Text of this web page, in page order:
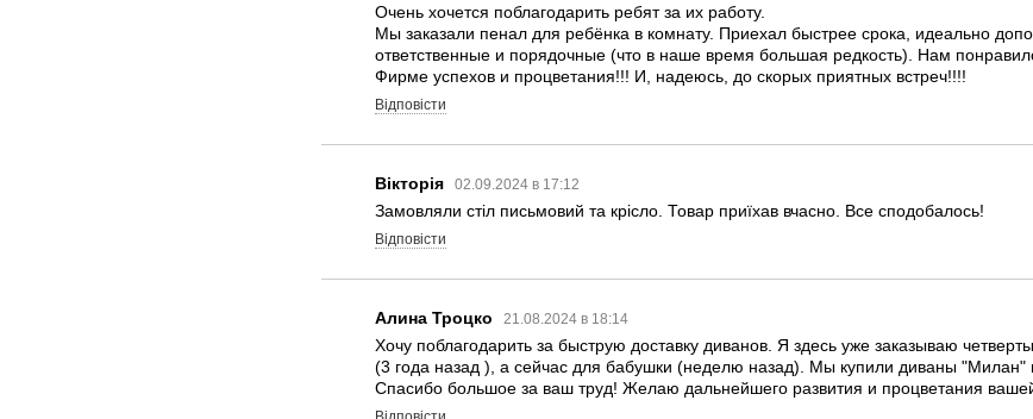
Очень хочется поблагодарить ребят за их работу.
Мы заказали пенал для ребёнка в комнату. Приехал быстрее срока, идеально
ответственные и порядочные (что в наше время большая редкость). Нам
Фирме успехов и процветания!!! И, надеюсь, до скорых приятных встреч!!!!
Відповісти
Вікторія 02.09.2024 в 17:12
Замовляли стіл письмовий та крісло. Товар приїхав вчасно. Все сподобалось!
Відповісти
Алина Троцко 21.08.2024 в 18:14
Хочу поблагодарить за быструю доставку диванов. Я здесь уже заказываю
(3 года назад ), а сейчас для бабушки (неделю назад). Мы купили диваны
Спасибо большое за ваш труд! Желаю дальнейшего развития и процветания